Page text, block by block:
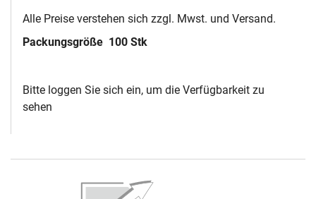
Alle Preise verstehen sich zzgl. Mwst. und Versand.
Packungsgröße 100 Stk
Bitte loggen Sie sich ein, um die Verfügbarkeit zu
sehen